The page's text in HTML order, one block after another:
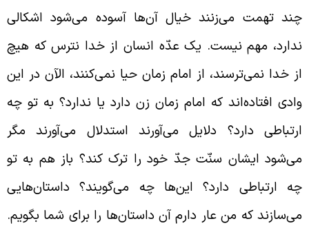
تهمت می‌زنند خیال آن‌ها آسوده می‌شود اشکالی
مهم نیست. یک عدّه انسان از خدا نترس که هیچ
خدا نمی‌ترسند، از امام زمان حیا نمی‌کنند، الآن در این
افتاده‌اند که امام زمان زن دارد یا ندارد؟ به تو چه
دارد؟ دلایل می‌آورند استدلال می‌آورند مگر
ایشان سنّت جدّ خود را ترک کند؟ باز هم به تو
ارتباطی دارد؟ این‌ها چه می‌گویند؟ داستان‌هایی
که من عار دارم آن داستان‌ها را برای شما بگویم.